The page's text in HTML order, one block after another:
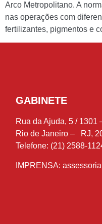
Arco Metropolitano. A
nas operações com
fertilizantes, pigmentos e
GABINETE
Rua da Ajuda, 5 / 1301
Rio de Janeiro – RJ,
Telefone: (21) 2588-
IMPRENSA: